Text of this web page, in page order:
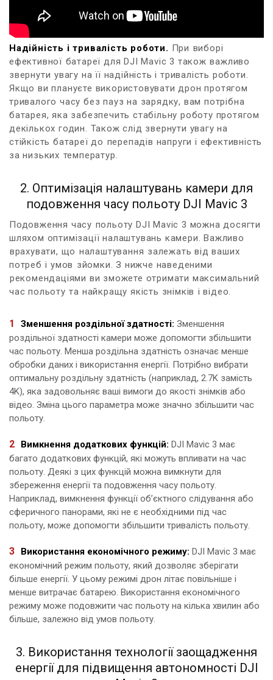
Надійність і тривалість роботи. При⁤ виборі⁢
ефективної ⁤батареї для DJI Mavic 3 також⁤ важливо
звернути ⁣увагу на її надійність і‍ тривалість роботи.
Якщо ви‌ плануєте використовувати дрон протягом
тривалого часу без пауз на зарядку, вам потрібна‍
батарея, ​яка‌ забезпечить стабільну роботу протягом
декількох годин. Також слід звернути увагу‍ на
стійкість батареї до ⁢перепадів напруги і ефективність
за низьких⁤ температур.
2. Оптимізація налаштувань камери для
подовження часу ‌польоту DJI Mavic 3
Подовження часу⁢ польоту DJI Mavic 3 можна досягти
шляхом‍ оптимізації налаштувань ‌камери. Важливо
⁤врахувати, що ⁢налаштування ⁢залежать від ваших
потреб і ⁣умов⁤ зйомки. З‍ нижче ‌наведеними
⁤рекомендаціями ви зможете отримати максимальний⁤
час‍ польоту ⁢та‍ найкращу якість знімків⁤ і відео.
Зменшення роздільної здатності: Зменшення
роздільної⁤ здатності камери може​ допомогти збільшити​
час польоту. ​Менша роздільна ​здатність означає менше
обробки даних і використання енергії. Потрібно⁣ вибрати
оптимальну роздільну​ здатність (наприклад, ⁣2.7K замість⁣
4K),⁤ яка задовольняє ваші ​вимоги⁢ до якості знімків або
відео. Зміна ⁣цього ​параметра може значно збільшити час
польоту.
Вимкнення додаткових функцій: ‍DJI‍ Mavic 3 має
багато додаткових функцій, які можуть впливати на час
польоту. Деякі‌ з цих ‌функцій можна ⁢вимкнути для
збереження ‌енергії та подовження часу польоту.⁤
Наприклад, вимкнення функції об’єктного​ слідування або
сферичного ​панорами, ⁤які не є необхідними під час
польоту, може допомогти збільшити тривалість ​польоту.
Використання економічного режиму: ‍DJI ‍Mavic 3 має
економічний режим польоту, який дозволяє зберігати
більше ​енергії. У цьому режимі дрон ⁤літає повільніше і
менше ⁤витрачає батарею. Використання економічного
‍режиму може подовжити час ​польоту на кілька хвилин або
більше, залежно від умов‌ польоту.
3. ‍Використання технології ‍заощадження‍
енергії для підвищення автономності DJI